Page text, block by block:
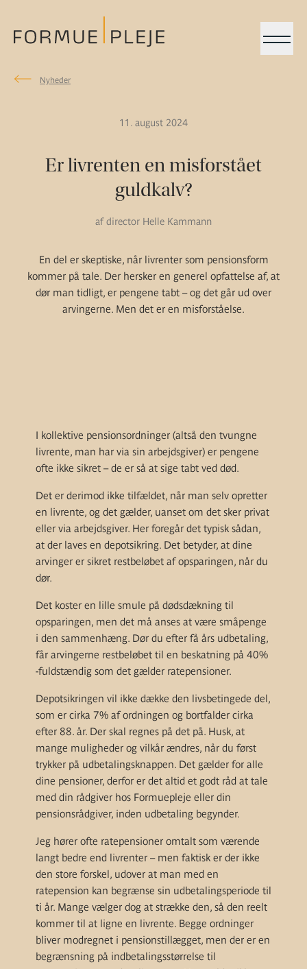
Menu
Nyheder
11. august 2024
Er livrenten en misforstået
guldkalv?
af director Helle Kammann
En del er skeptiske, når livrenter som pensionsform
kommer på tale. Der hersker en generel opfattelse af, at
dør man tidligt, er pengene tabt – og det går ud over
arvingerne. Men det er en misforståelse.
I kollektive pensionsordninger (altså den tvungne
livrente, man har via sin arbejdsgiver) er pengene
ofte ikke sikret – de er så at sige tabt ved død.
Det er derimod ikke tilfældet, når man selv opretter
en livrente, og det gælder, uanset om det sker privat
eller via arbejdsgiver. Her foregår det typisk sådan,
at der laves en depotsikring. Det betyder, at dine
arvinger er sikret restbeløbet af opsparingen, når du
dør.
Det koster en lille smule på dødsdækning til
opsparingen, men det må anses at være småpenge
i den sammenhæng. Dør du efter få års udbetaling,
får arvingerne restbeløbet til en beskatning på 40%
-fuldstændig som det gælder ratepensioner.
Depotsikringen vil ikke dække den livsbetingede del,
som er cirka 7% af ordningen og bortfalder cirka
efter 88. år. Der skal regnes på det på. Husk, at
mange muligheder og vilkår ændres, når du først
trykker på udbetalingsknappen. Det gælder for alle
dine pensioner, derfor er det altid et godt råd at tale
med din rådgiver hos Formuepleje eller din
pensionsrådgiver, inden udbetaling begynder.
Jeg hører ofte ratepensioner omtalt som værende
langt bedre end livrenter – men faktisk er der ikke
den store forskel, udover at man med en
ratepension kan begrænse sin udbetalingsperiode til
ti år. Mange vælger dog at strække den, så den reelt
kommer til at ligne en livrente. Begge ordninger
bliver modregnet i pensionstillægget, men der er en
begrænsning på indbetalingsstørrelse til